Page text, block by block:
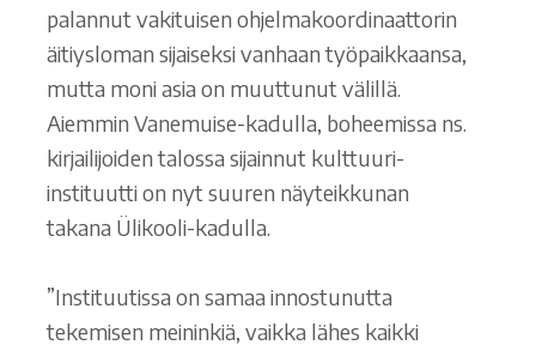
palannut vakituisen ohjelmakoordinaattorin
äitiysloman sijaiseksi vanhaan työpaikkaansa,
mutta moni asia on muuttunut välillä.
Aiemmin Vanemuise-kadulla, boheemissa ns.
kirjailijoiden talossa sijainnut kulttuuri-
instituutti on nyt suuren näyteikkunan
takana Ülikooli-kadulla.
”Instituutissa on samaa innostunutta
tekemisen meininkiä, vaikka lähes kaikki